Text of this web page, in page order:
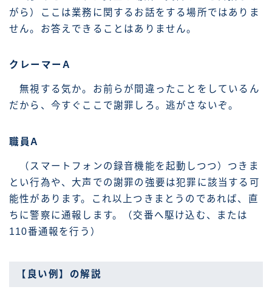
がら）ここは業務に関するお話をする場所ではありま
せん。お答えできることはありません。
クレーマーA
無視する気か。お前らが間違ったことをしているん
だから、今すぐここで謝罪しろ。逃がさないぞ。
職員A
（スマートフォンの録音機能を起動しつつ）つきま
とい行為や、大声での謝罪の強要は犯罪に該当する可
能性があります。これ以上つきまとうのであれば、直
ちに警察に通報します。（交番へ駆け込む、または
110番通報を行う）
【良い例】の解説